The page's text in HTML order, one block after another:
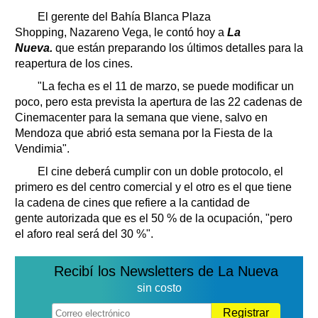
Horóscopo
Suplementos
Servicios
Transportes
Loterías
Datos Útiles
Teléfonos de urgencia
El gerente del Bahía Blanca Plaza
Shopping, Nazareno Vega, le contó hoy a La
Nueva. que están preparando los últimos detalles para la
reapertura de los cines.
"La fecha es el 11 de marzo, se puede modificar un
poco, pero esta prevista la apertura de las 22 cadenas de
Cinemacenter para la semana que viene, salvo en
Mendoza que abrió esta semana por la Fiesta de la
Vendimia".
El cine deberá cumplir con un doble protocolo, el
primero es del centro comercial y el otro es el que tiene
la cadena de cines que refiere a la cantidad de
gente autorizada que es el 50 % de la ocupación, "pero
el aforo real será del 30 %".
Recibí los Newsletters de La Nueva
sin costo
Registrar